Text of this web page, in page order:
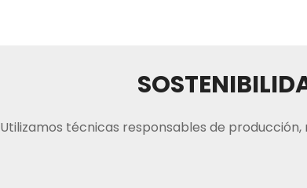
Utilizamos técnicas responsables de